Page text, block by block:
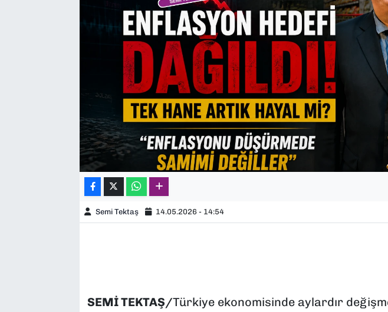
Semi Tektaş 14.05.2026 - 14:54
SEMİ TEKTAŞ/Türkiye ekonomisinde aylardır
YEREL YÖNETİMLER